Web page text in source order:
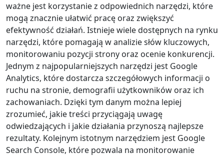
ważne jest korzystanie z odpowiednich narzędzi, które
mogą znacznie ułatwić pracę oraz zwiększyć
efektywność działań. Istnieje wiele dostępnych na rynku
narzędzi, które pomagają w analizie słów kluczowych,
monitorowaniu pozycji strony oraz ocenie konkurencji.
Jednym z najpopularniejszych narzędzi jest Google
Analytics, które dostarcza szczegółowych informacji o
ruchu na stronie, demografii użytkowników oraz ich
zachowaniach. Dzięki tym danym można lepiej
zrozumieć, jakie treści przyciągają uwagę
odwiedzających i jakie działania przynoszą najlepsze
rezultaty. Kolejnym istotnym narzędziem jest Google
Search Console, które pozwala na monitorowanie